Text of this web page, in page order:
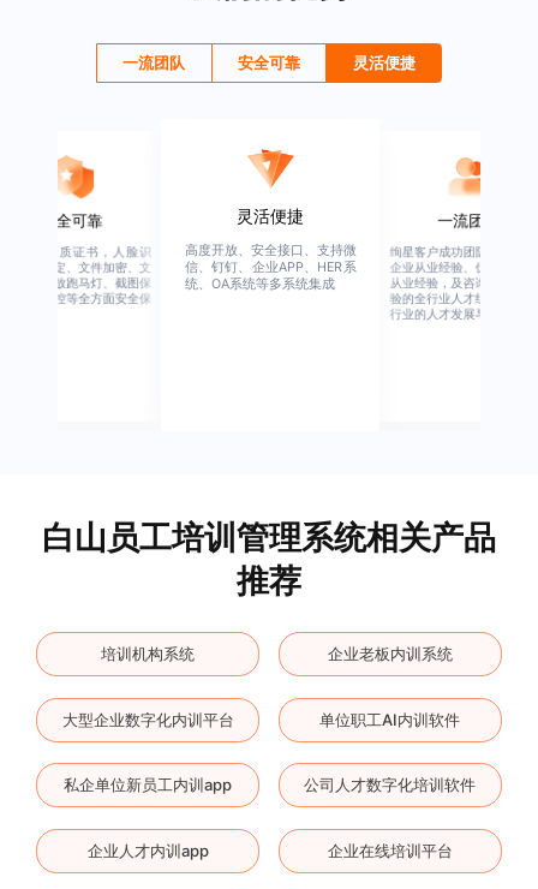
一流团队 安全可靠 灵活便捷
安全可靠
业权威资质证书，人脸识
、设备绑定、文件加密、文
水印、播放跑马灯、截图保
、权限管控等全方面安全保
灵活便捷
高度开放、安全接口、支持微
信、钉钉、企业APP、HER系
统、OA系统等多系统集成
一流团队
绚星客户成功团队，由有多
企业从业经验、优秀培训机
从业经验，及咨询公司从业
验的全行业人才组成，涉猎
行业的人才发展与培养模块
白山员工培训管理系统相关产品
推荐
培训机构系统 企业老板内训系统
大型企业数字化内训平台 单位职工AI内训软件
私企单位新员工内训app 公司人才数字化培训软件
企业人才内训app 企业在线培训平台